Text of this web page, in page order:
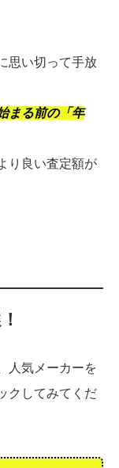
思い切って手放
まる前の「年
り良い査定額が
人気メーカーを
クしてみてくだ